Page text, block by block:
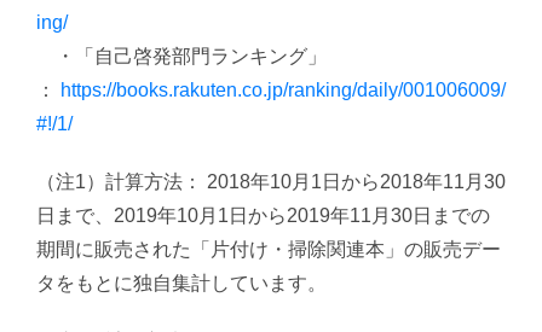
ing/
・「自己啓発部門ランキング」
：
https://books.rakuten.co.jp/ranking/daily/001006009/
#!/1/
（注1）計算方法： 2018年10月1日から2018年11月30
日まで、2019年10月1日から2019年11月30日までの
期間に販売された「片付け・掃除関連本」の販売デー
タをもとに独自集計しています。